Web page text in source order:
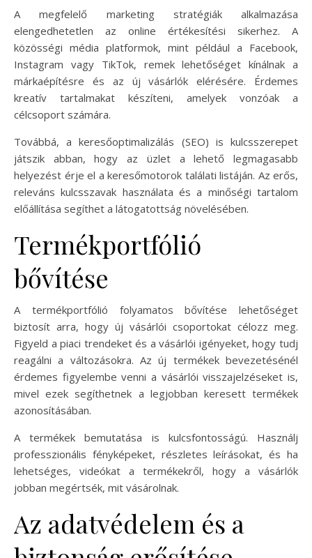
A megfelelő marketing stratégiák alkalmazása
elengedhetetlen az online értékesítési sikerhez. A
közösségi média platformok, mint például a Facebook,
Instagram vagy TikTok, remek lehetőséget kínálnak a
márkaépítésre és az új vásárlók elérésére. Érdemes
kreatív tartalmakat készíteni, amelyek vonzóak a
célcsoport számára.
Továbbá, a keresőoptimalizálás (SEO) is kulcsszerepet
játszik abban, hogy az üzlet a lehető legmagasabb
helyezést érje el a keresőmotorok találati listáján. Az erős,
releváns kulcsszavak használata és a minőségi tartalom
előállítása segíthet a látogatottság növelésében.
Termékportfólió
bővítése
A termékportfólió folyamatos bővítése lehetőséget
biztosít arra, hogy új vásárlói csoportokat célozz meg.
Figyeld a piaci trendeket és a vásárlói igényeket, hogy tudj
reagálni a változásokra. Az új termékek bevezetésénél
érdemes figyelembe venni a vásárlói visszajelzéseket is,
mivel ezek segíthetnek a legjobban keresett termékek
azonosításában.
A termékek bemutatása is kulcsfontosságú. Használj
professzionális fényképeket, részletes leírásokat, és ha
lehetséges, videókat a termékekről, hogy a vásárlók
jobban megértsék, mit vásárolnak.
Az adatvédelem és a